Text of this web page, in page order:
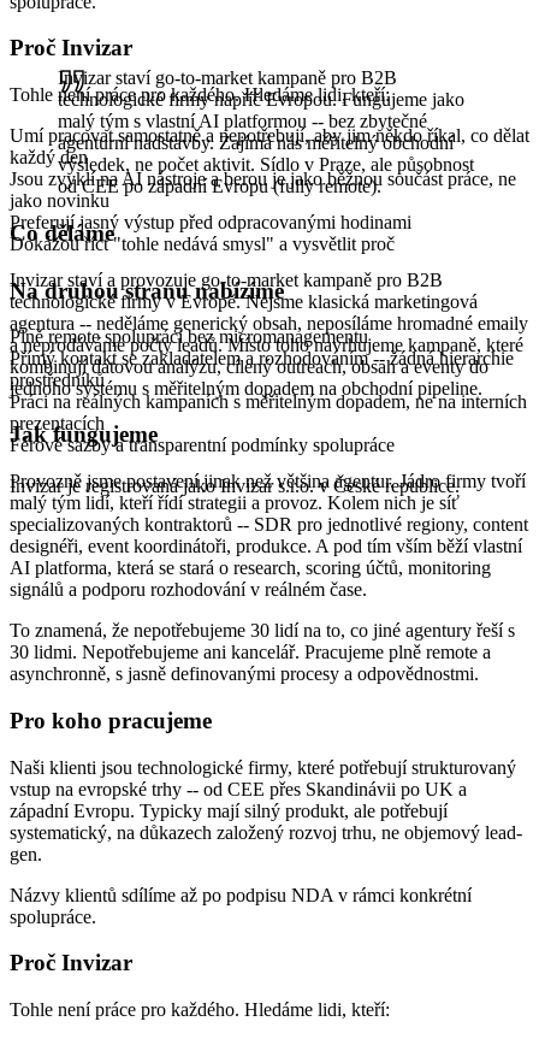
Proč Invizar
Tohle není práce pro každého. Hledáme lidi, kteří:
Umí pracovat samostatně a nepotřebují, aby jim někdo říkal, co dělat
každý den
Jsou zvyklí na AI nástroje a berou je jako běžnou součást práce, ne
jako novinku
Preferují jasný výstup před odpracovanými hodinami
Dokážou říct "tohle nedává smysl" a vysvětlit proč
Na druhou stranu nabízíme
Plně remote spolupráci bez micromanagementu
Přímý kontakt se zakladatelem a rozhodováním -- žádná hierarchie
prostředníků
Práci na reálných kampaních s měřitelným dopadem, ne na interních
prezentacích
Férové sazby a transparentní podmínky spolupráce
Invizar je registrovaná jako Invizar s.r.o. v České republice.
Invizar staví go-to-market kampaně pro B2B
technologické firmy napříč Evropou. Fungujeme jako
malý tým s vlastní AI platformou -- bez zbytečné
agenturní nadstavby. Zajímá nás měřitelný obchodní
výsledek, ne počet aktivit. Sídlo v Praze, ale působnost
od CEE po západní Evropu (fully remote).
Co děláme
Invizar staví a provozuje go-to-market kampaně pro B2B
technologické firmy v Evropě. Nejsme klasická marketingová
agentura -- neděláme generický obsah, neposíláme hromadné emaily
a neprodáváme počty leadů. Místo toho navrhujeme kampaně, které
kombinují datovou analýzu, cílený outreach, obsah a eventy do
jednoho systému s měřitelným dopadem na obchodní pipeline.
Jak fungujeme
Provozně jsme postavení jinak než většina agentur. Jádro firmy tvoří
malý tým lidí, kteří řídí strategii a provoz. Kolem nich je síť
specializovaných kontraktorů -- SDR pro jednotlivé regiony, content
designéři, event koordinátoři, produkce. A pod tím vším běží vlastní
AI platforma, která se stará o research, scoring účtů, monitoring
signálů a podporu rozhodování v reálném čase.
To znamená, že nepotřebujeme 30 lidí na to, co jiné agentury řeší s
30 lidmi. Nepotřebujeme ani kancelář. Pracujeme plně remote a
asynchronně, s jasně definovanými procesy a odpovědnostmi.
Pro koho pracujeme
Naši klienti jsou technologické firmy, které potřebují strukturovaný
vstup na evropské trhy -- od CEE přes Skandinávii po UK a
západní Evropu. Typicky mají silný produkt, ale potřebují
systematický, na důkazech založený rozvoj trhu, ne objemový lead-
gen.
Názvy klientů sdílíme až po podpisu NDA v rámci konkrétní
spolupráce.
Proč Invizar
Tohle není práce pro každého. Hledáme lidi, kteří: